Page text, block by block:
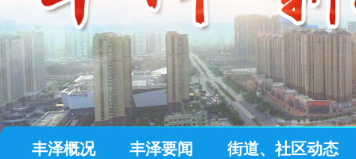
丰泽概况 丰泽要闻 街道、社区动态